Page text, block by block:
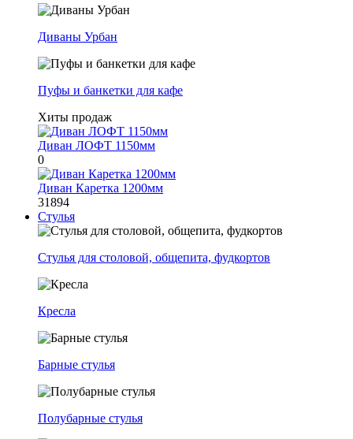
Диваны Урбан
Пуфы и банкетки для кафе
Хиты продаж
Диван ЛОФТ 1150мм
0
Диван Каретка 1200мм
31894
Стулья
Стулья для столовой, общепита, фудкортов
Кресла
Барные стулья
Полубарные стулья